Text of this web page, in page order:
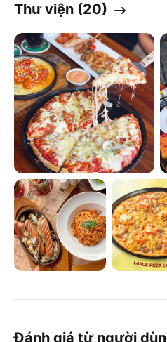
Thư viện (20)
Đánh giá từ người